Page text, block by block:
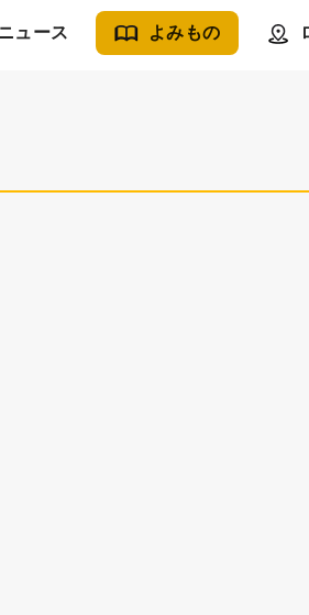
ュース よみもの